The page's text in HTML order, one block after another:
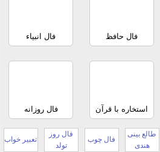
فال حافظ فال انبیاء
استخاره با قرآن فال روزانه
طالع بینی
هندی
فال چوب
فال روز
تولد
تعبیر خواب